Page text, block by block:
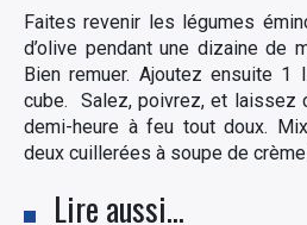
Faites revenir les légumes
d’olive pendant une dizaine de
Bien remuer. Ajoutez ensuite 1
cube. Salez, poivrez, et laissez
demi-heure à feu tout doux.
deux cuillerées à soupe de
Lire aussi…